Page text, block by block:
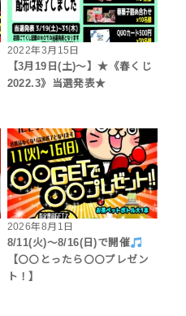
2022年3月15日
【3月19日(土)～】★《春くじ
2022.3》当選発表★
2026年8月1日
8/11(火)～8/16(日)で開催
【〇〇とったら〇〇プレゼン
ト！】